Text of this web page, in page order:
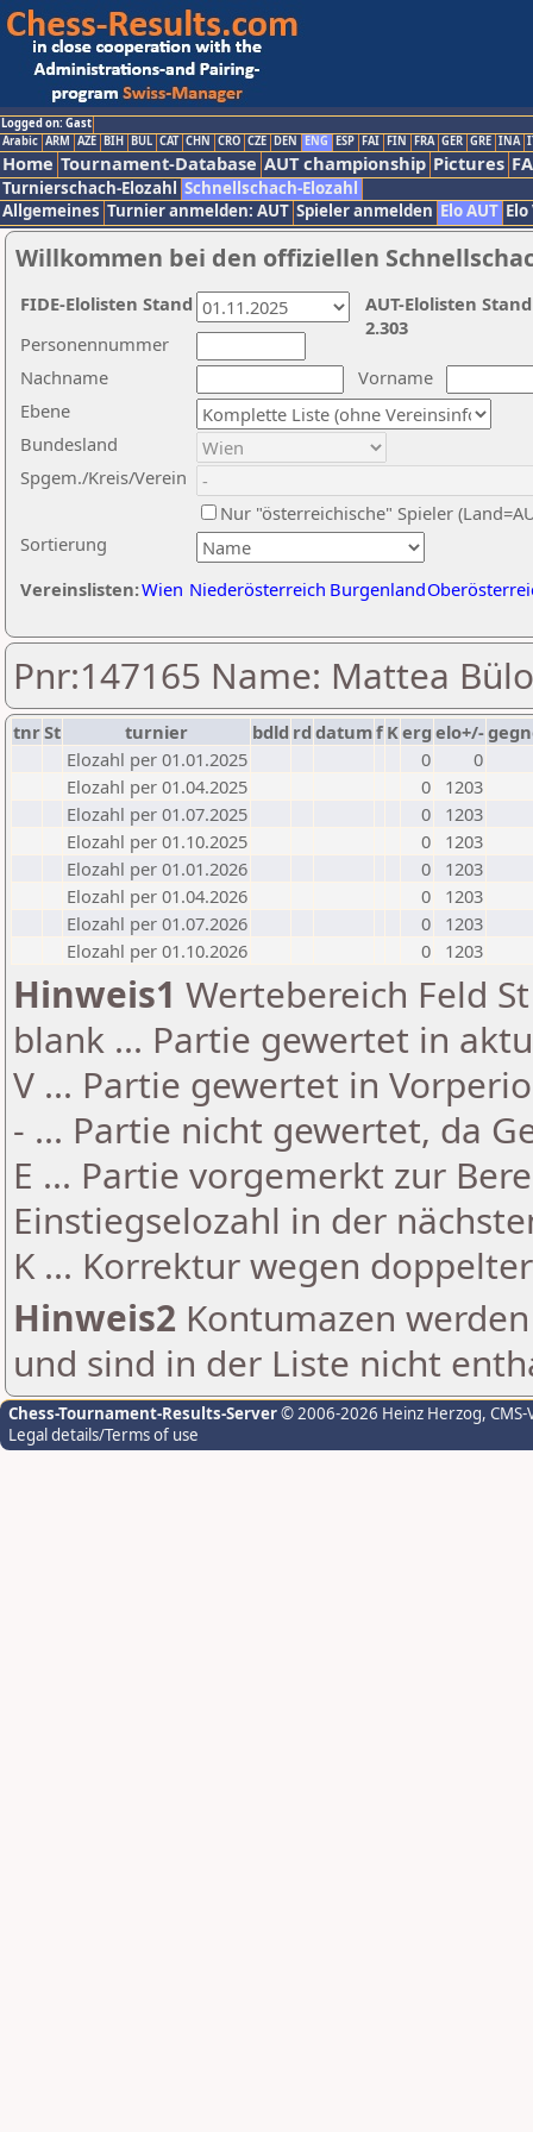
Logged on: Gast
Arabic ARM AZE BIH BUL CAT CHN CRO CZE DEN ENG ESP FAI FIN FRA GER GRE INA
Home Tournament-Database AUT championship Pictures
Turnierschach-Elozahl Schnellschach-Elozahl
Allgemeines Turnier anmelden: AUT Spieler anmelden Elo AUT
Willkommen bei den offiziellen
Nachname
Vorname
Ebene
Sortierung
Personennummer
Bundesland
Spgem./Kreis/Verein
Nur "österreichische" Spieler
Vereinslisten:Wien Niederösterreich Burgenland
AUT-Elolisten
2.303
FIDE-Elolisten Stand
Pnr:147165 Name: Mattea
tnrSt turnier bdld rd datumf Kerg elo+/-
Elozahl per 01.01.2025
0
0
Elozahl per 01.04.2025
0
1203
Elozahl per 01.07.2025
0
1203
Elozahl per 01.10.2025
0
1203
Elozahl per 01.01.2026
0
1203
Elozahl per 01.04.2026
0
1203
Elozahl per 01.07.2026
0
1203
Elozahl per 01.10.2026
0 1203
Hinweis1 Wertebereich Feld
blank ... Partie gewertet in
V ... Partie gewertet in
- ... Partie nicht gewertet, da
E ... Partie vorgemerkt zur
Einstiegselozahl in der
K ... Korrektur wegen
Hinweis2 Kontumazen
und sind in der Liste nicht
Chess-Tournament-Results-Server© 2006-2026 Heinz Herzog,
Legal details/Terms of use